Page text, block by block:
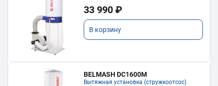
33 990 ₽
В корзину
BELMASH DC1600M
Вытяжная установка (стружкоотсос)